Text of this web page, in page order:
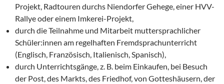
Projekt, Radtouren durchs Niendorfer Gehege, einer HVV-
Rallye oder einem Imkerei-Projekt,
durch die Teilnahme und Mitarbeit muttersprachlicher
Schüler:innen am regelhaften Fremdsprachunterricht
(Englisch, Französisch, Italienisch, Spanisch),
durch Unterrichtsgänge, z. B. beim Einkaufen, bei Besuch
der Post, des Markts, des Friedhof, von Gotteshäusern, der